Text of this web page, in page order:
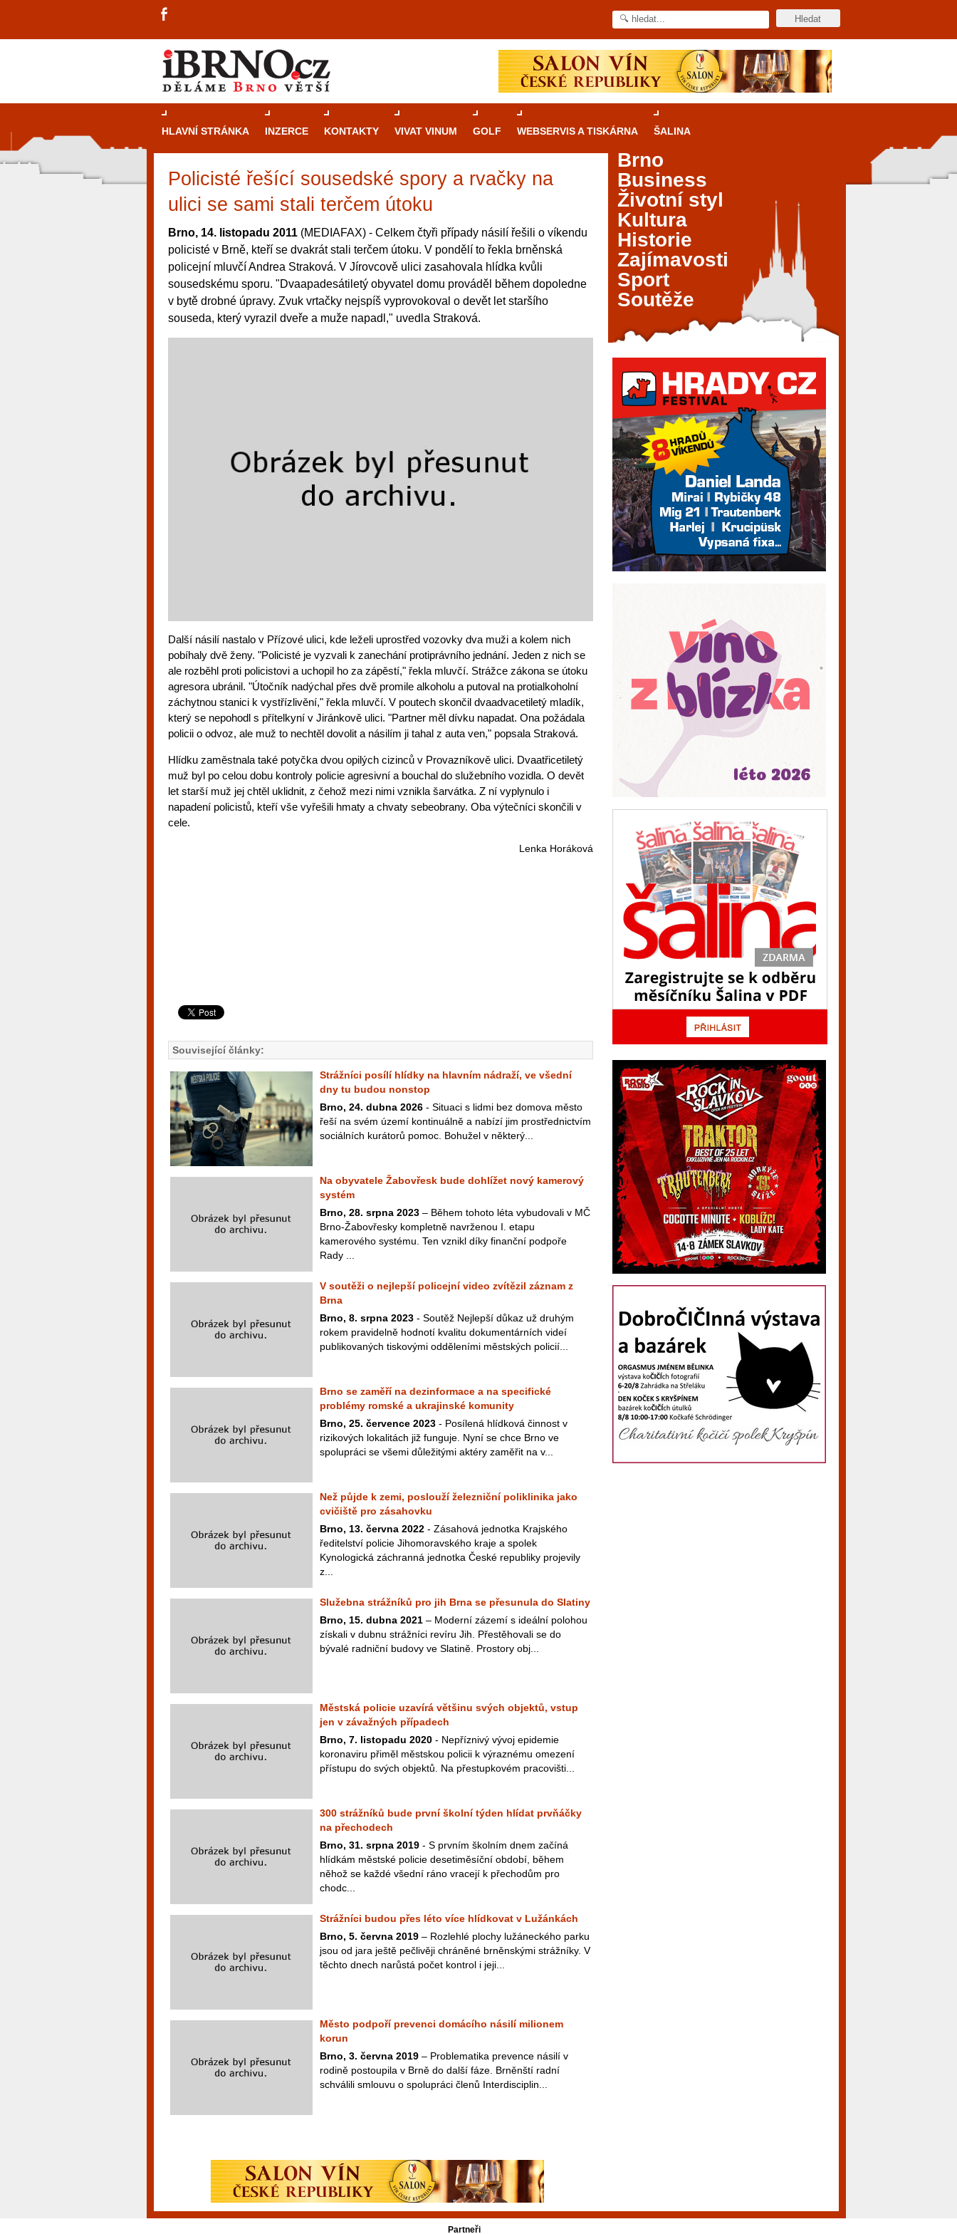
HLAVNÍ STRÁNKA INZERCE KONTAKTY VIVAT VINUM GOLF WEBSERVIS A TISKÁRNA ŠALINA
Policisté řešící sousedské spory a rvačky na
ulici se sami stali terčem útoku
Brno, 14. listopadu 2011 (MEDIAFAX) - Celkem čtyři případy násilí řešili o víkendu
policisté v Brně, kteří se dvakrát stali terčem útoku. V pondělí to řekla brněnská
policejní mluvčí Andrea Straková. V Jírovcově ulici zasahovala hlídka kvůli
sousedskému sporu. "Dvaapadesátiletý obyvatel domu prováděl během dopoledne
v bytě drobné úpravy. Zvuk vrtačky nejspíš vyprovokoval o devět let staršího
souseda, který vyrazil dveře a muže napadl," uvedla Straková.
Další násilí nastalo v Přízové ulici, kde leželi uprostřed vozovky dva muži a kolem nich
pobíhaly dvě ženy. "Policisté je vyzvali k zanechání protiprávního jednání. Jeden z nich se
ale rozběhl proti policistovi a uchopil ho za zápěstí," řekla mluvčí. Strážce zákona se útoku
agresora ubránil. "Útočník nadýchal přes dvě promile alkoholu a putoval na protialkoholní
záchytnou stanici k vystřízlivění," řekla mluvčí. V poutech skončil dvaadvacetiletý mladík,
který se nepohodl s přítelkyní v Jiránkově ulici. "Partner měl dívku napadat. Ona požádala
policii o odvoz, ale muž to nechtěl dovolit a násilím ji tahal z auta ven," popsala Straková.
Hlídku zaměstnala také potyčka dvou opilých cizinců v Provazníkově ulici. Dvaatřicetiletý
muž byl po celou dobu kontroly policie agresivní a bouchal do služebního vozidla. O devět
let starší muž jej chtěl uklidnit, z čehož mezi nimi vznikla šarvátka. Z ní vyplynulo i
napadení policistů, kteří vše vyřešili hmaty a chvaty sebeobrany. Oba výtečníci skončili v
cele.
Lenka Horáková
Související články:
Strážníci posílí hlídky na hlavním nádraží, ve všední
dny tu budou nonstop
Brno, 24. dubna 2026 - Situaci s lidmi bez domova město
řeší na svém území kontinuálně a nabízí jim prostřednictvím
sociálních kurátorů pomoc. Bohužel v některý...
Na obyvatele Žabovřesk bude dohlížet nový kamerový
systém
Brno, 28. srpna 2023 – Během tohoto léta vybudovali v MČ
Brno-Žabovřesky kompletně navrženou I. etapu
kamerového systému. Ten vznikl díky finanční podpoře
Rady ...
V soutěži o nejlepší policejní video zvítězil záznam z
Brna
Brno, 8. srpna 2023 - Soutěž Nejlepší důkaz už druhým
rokem pravidelně hodnotí kvalitu dokumentárních videí
publikovaných tiskovými odděleními městských policií...
Brno se zaměří na dezinformace a na specifické
problémy romské a ukrajinské komunity
Brno, 25. července 2023 - Posílená hlídková činnost v
rizikových lokalitách již funguje. Nyní se chce Brno ve
spolupráci se všemi důležitými aktéry zaměřit na v...
Než půjde k zemi, poslouží železniční poliklinika jako
cvičiště pro zásahovku
Brno, 13. června 2022 - Zásahová jednotka Krajského
ředitelství policie Jihomoravského kraje a spolek
Kynologická záchranná jednotka České republiky projevily
z...
Služebna strážníků pro jih Brna se přesunula do Slatiny
Brno, 15. dubna 2021 – Moderní zázemí s ideální polohou
získali v dubnu strážníci revíru Jih. Přestěhovali se do
bývalé radniční budovy ve Slatině. Prostory obj...
Městská policie uzavírá většinu svých objektů, vstup
jen v závažných případech
Brno, 7. listopadu 2020 - Nepříznivý vývoj epidemie
koronaviru přiměl městskou policii k výraznému omezení
přístupu do svých objektů. Na přestupkovém pracovišti...
300 strážníků bude první školní týden hlídat prvňáčky
na přechodech
Brno, 31. srpna 2019 - S prvním školním dnem začíná
hlídkám městské policie desetiměsíční období, během
něhož se každé všední ráno vracejí k přechodům pro
chodc...
Strážníci budou přes léto více hlídkovat v Lužánkách
Brno, 5. června 2019 – Rozlehlé plochy lužáneckého parku
jsou od jara ještě pečlivěji chráněné brněnskými strážníky. V
těchto dnech narůstá počet kontrol i jeji...
Město podpoří prevenci domácího násilí milionem
korun
Brno, 3. června 2019 – Problematika prevence násilí v
rodině postoupila v Brně do další fáze. Brněnští radní
schválili smlouvu o spolupráci členů Interdisciplin...
Průvodce kasinovými hrami v Brně: Od
rulety po video automaty
Brno je městem známým pro zajímavé památky, skvělé
restaurace, divadla a univerzity. Mimo jiné je ale také
místem, kde si můžete legálně a bezpečně vyzkoušet
různé kasinové hry. V neustále kvetoucí moravské
metropoli naleznete širokou nabídku her od klasické
rulety až po moderní automaty jak pro pravidelné
návštěvníky, tak pro příležitostné hráče. V...
Brno
Business
Životní styl
Kultura
Historie
Zajímavosti
Sport
Soutěže
Partneři